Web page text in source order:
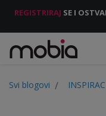
REGISTRIRAJ SE I
Svi blogovi